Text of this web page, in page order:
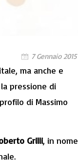
7 Gennaio 2015
ma anche e
pressione di
di Massimo
Grilli, in nome